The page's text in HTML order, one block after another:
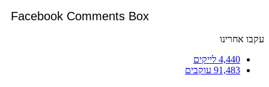
Facebook Comments Box
עקבו אחרינו
4,440 לייקים
91,483 עוקבים